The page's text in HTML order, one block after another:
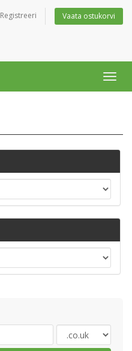
Registreeri Vaata ostukorvi